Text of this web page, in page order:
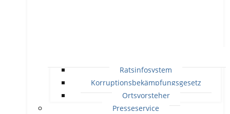
Ratsinfosystem
Korruptionsbekämpfungsgesetz
Ortsvorsteher
Presseservice